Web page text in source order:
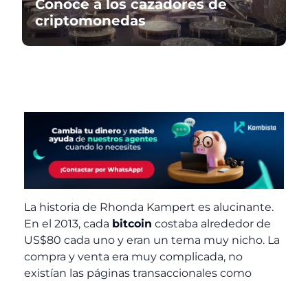
Conoce a los cazadores de
criptomonedas
La historia de Rhonda Kampert es alucinante.
En el 2013, cada bitcoin costaba alrededor de
US$80 cada uno y eran un tema muy nicho. La
compra y venta era muy complicada, no
existían las páginas transaccionales como